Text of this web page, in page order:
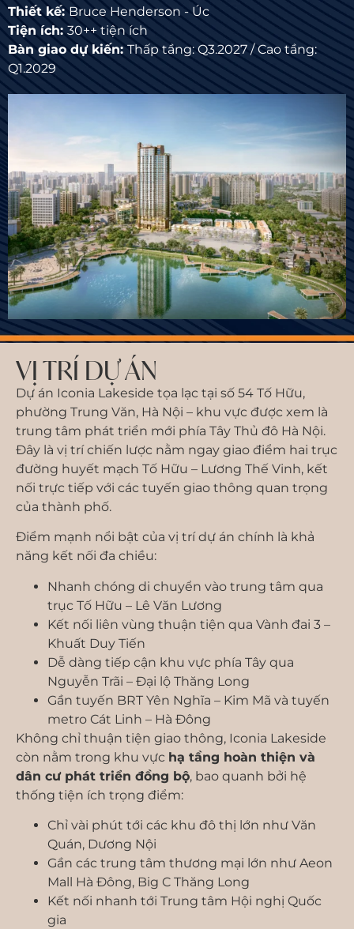
Thiết kế: Bruce Henderson - Úc
Tiện ích: 30++ tiện ích
Bàn giao dự kiến: Thấp tầng: Q3.2027 / Cao tầng:
Q1.2029
VỊ TRÍ DỰ ÁN
Dự án Iconia Lakeside tọa lạc tại số 54 Tố Hữu,
phường Trung Văn, Hà Nội – khu vực được xem là
trung tâm phát triển mới phía Tây Thủ đô Hà Nội.
Đây là vị trí chiến lược nằm ngay giao điểm hai trục
đường huyết mạch Tố Hữu – Lương Thế Vinh, kết
nối trực tiếp với các tuyến giao thông quan trọng
của thành phố.
Điểm mạnh nổi bật của vị trí dự án chính là khả
năng kết nối đa chiều:
Nhanh chóng di chuyển vào trung tâm qua
trục Tố Hữu – Lê Văn Lương
Kết nối liên vùng thuận tiện qua Vành đai 3 –
Khuất Duy Tiến
Dễ dàng tiếp cận khu vực phía Tây qua
Nguyễn Trãi – Đại lộ Thăng Long
Gần tuyến BRT Yên Nghĩa – Kim Mã và tuyến
metro Cát Linh – Hà Đông
Không chỉ thuận tiện giao thông, Iconia Lakeside
còn nằm trong khu vực hạ tầng hoàn thiện và
dân cư phát triển đồng bộ, bao quanh bởi hệ
thống tiện ích trọng điểm:
Chỉ vài phút tới các khu đô thị lớn như Văn
Quán, Dương Nội
Gần các trung tâm thương mại lớn như Aeon
Mall Hà Đông, Big C Thăng Long
Kết nối nhanh tới Trung tâm Hội nghị Quốc
gia